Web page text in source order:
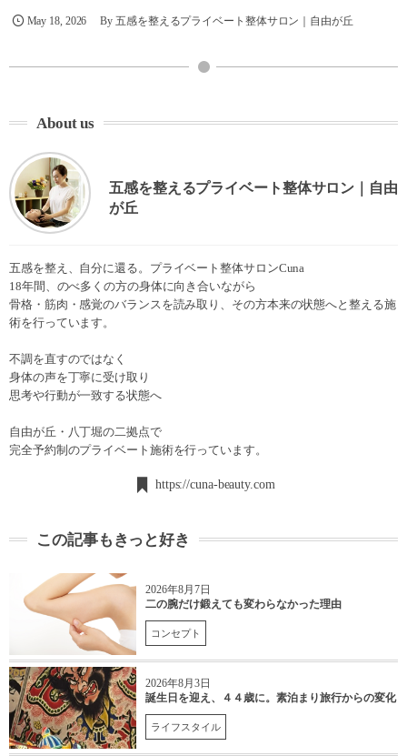
May 18, 2026 By五感を整えるプライベート整体サロン｜自由が丘
About us
五感を整えるプライベート整体サロン｜自由
が丘
五感を整え、自分に還る。プライベート整体サロンCuna
18年間、のべ多くの方の身体に向き合いながら
骨格・筋肉・感覚のバランスを読み取り、その方本来の状態へと整える施
術を行っています。
不調を直すのではなく
身体の声を丁寧に受け取り
思考や行動が一致する状態へ
自由が丘・八丁堀の二拠点で
完全予約制のプライベート施術を行っています。
https://cuna-beauty.com
この記事もきっと好き
2026年8月7日
二の腕だけ鍛えても変わらなかった理由
コンセプト
2026年8月3日
誕生日を迎え、４４歳に。素泊まり旅行からの変化
ライフスタイル